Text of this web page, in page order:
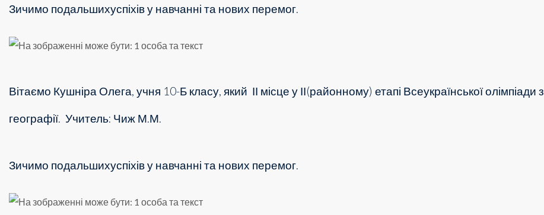
Зичимо подальшихуспіхів у навчанні та нових перемог.
Вітаємо Кушніра Олега, учня 10-Б класу, який ІІ місце у ІІ(районному) етапі Всеукраїнської олімпіади з
географії. Учитель: Чиж М.М.
Зичимо подальшихуспіхів у навчанні та нових перемог.